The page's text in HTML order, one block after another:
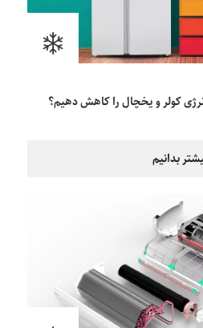
کولر و یخچال را کاهش دهیم؟
بدانیم